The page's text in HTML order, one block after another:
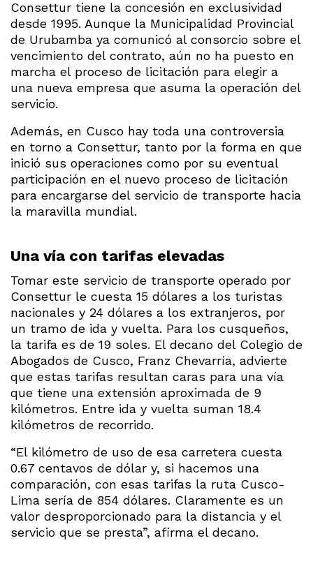
Consettur tiene la concesión en exclusividad
desde 1995. Aunque la Municipalidad Provincial
de Urubamba ya comunicó al consorcio sobre el
vencimiento del contrato, aún no ha puesto en
marcha el proceso de licitación para elegir a
una nueva empresa que asuma la operación del
servicio.
Además, en Cusco hay toda una controversia
en torno a Consettur, tanto por la forma en que
inició sus operaciones como por su eventual
participación en el nuevo proceso de licitación
para encargarse del servicio de transporte hacia
la maravilla mundial.
Una vía con tarifas elevadas
Tomar este servicio de transporte operado por
Consettur le cuesta 15 dólares a los turistas
nacionales y 24 dólares a los extranjeros, por
un tramo de ida y vuelta. Para los cusqueños,
la tarifa es de 19 soles. El decano del Colegio de
Abogados de Cusco, Franz Chevarría, advierte
que estas tarifas resultan caras para una vía
que tiene una extensión aproximada de 9
kilómetros. Entre ida y vuelta suman 18.4
kilómetros de recorrido.
“El kilómetro de uso de esa carretera cuesta
0.67 centavos de dólar y, si hacemos una
comparación, con esas tarifas la ruta Cusco-
Lima sería de 854 dólares. Claramente es un
valor desproporcionado para la distancia y el
servicio que se presta”, afirma el decano.